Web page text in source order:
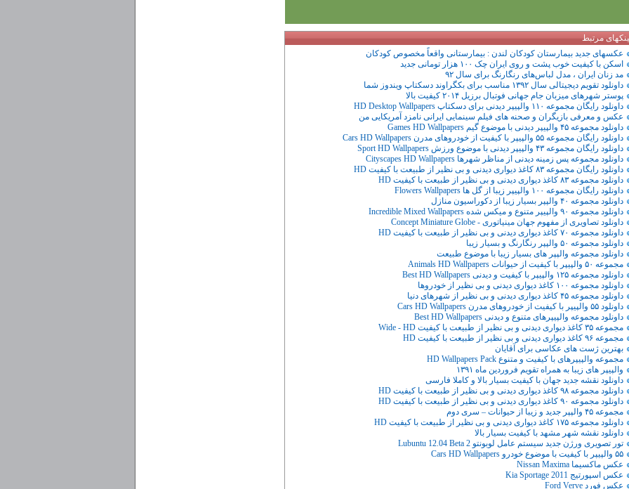
مرتبط
عکسهای جدید بیمارستان کودکان لندن : بیمارستانی واقعاً مخصوص کودکان
اسکن با کیفیت خوب پشت و روی ایران چک ۱۰۰ هزار تومانی جدید
مد زنان ایران ، مدل لباس‌های رنگارنگ برای سال ۹۲
داونلود تقویم دیجیتالی سال ۱۳۹۲ مناسب برای بکگراوند دسکتاپ ویندوز شما
پوستر شهرهای میزبان جام جهانی فوتبال برزیل ۲۰۱۴ کیفیت بالا
داونلود رایگان مجموعه ۱۱۰ والپیپر دیدنی برای دسکتاپ HD Desktop Wallpapers
عکس و معرفی بازیگران و صحنه های فیلم سینمایی ایرانی نامزد آمریکایی من
داونلود مجموعه ۴۵ والپیپر دیدنی با موضوع گیم Games HD Wallpapers
داونلود رایگان مجموعه ۵۵ والپیپر با کیفیت از خودروهای مدرن Cars HD Wallpapers
داونلود رایگان مجموعه ۴۳ والپیپر دیدنی با موضوع ورزش Sport HD Wallpapers
داونلود مجموعه پس زمینه دیدنی از مناظر شهرها Cityscapes HD Wallpapers
داونلود رایگان مجموعه ۸۳ کاغذ دیواری دیدنی و بی نظیر از طبیعت با کیفیت HD
داونلود مجموعه ۸۳ کاغذ دیواری دیدنی و بی نظیر از طبیعت با کیفیت HD
داونلود رایگان مجموعه ۱۰۰ والپیپر زیبا از گل ها Flowers Wallpapers
داونلود مجموعه ۴٠ والپپر بسیار زیبا از دکوراسیون منازل
داونلود مجموعه ۹۰ والپیپر متنوع و میکس شده Incredible Mixed Wallpapers
داونلود تصاویری از مفهوم جهان مینیاتوری - Concept Miniature Globe
داونلود مجموعه ۷۰ کاغذ دیواری دیدنی و بی نظیر از طبیعت با کیفیت HD
داونلود مجموعه ۵٠ والپپر رنگارنگ و بسیار زیبا
داونلود مجموعه والپپر های بسیار زیبا با موضوع طبیعت
مجموعه ۵۰ والپیپر با کیفیت از حیوانات Animals HD Wallpapers
داونلود مجموعه ۱۲۵ والپیپر با کیفیت و دیدنی Best HD Wallpapers
داونلود مجموعه ۱۰۰ کاغذ دیواری دیدنی و بی نظیر از خودروها
داونلود مجموعه ۴۵ کاغذ دیواری دیدنی و بی نظیر از شهرهای دنیا
داونلود ۵۵ والپیپر با کیفیت از خودروهای مدرن Cars HD Wallpapers
داونلود مجموعه والپیپرهای متنوع و دیدنی Best HD Wallpapers
مجموعه ۳۵ کاغذ دیواری دیدنی و بی نظیر از طبیعت با کیفیت Wide - HD
مجموعه ۹۶ کاغذ دیواری دیدنی و بی نظیر از طبیعت با کیفیت HD
بهترین ژست های عکاسی برای آقایان
مجموعه والپیپرهای با کیفیت و متنوع HD Wallpapers Pack
والپیپر های زیبا به همراه تقویم فروردین ماه ۱۳۹۱
داونلود نقشه جدید جهان با کیفیت بسیار بالا و کاملا فارسی
داونلود مجموعه ۹۸ کاغذ دیواری دیدنی و بی نظیر از طبیعت با کیفیت HD
داونلود مجموعه ۹۰ کاغذ دیواری دیدنی و بی نظیر از طبیعت با کیفیت HD
مجموعه ۴۵ والپپر جدید و زیبا از حیوانات – سری دوم
داونلود مجموعه ۱۷۵ کاغذ دیواری دیدنی و بی نظیر از طبیعت با کیفیت HD
داونلود نقشه شهر مشهد با کیفیت بسیار بالا
تور تصویری ورژن جدید سیستم عامل لوبونتو Lubuntu 12.04 Beta 2
۵۵ والپیپر با کیفیت با موضوع خودرو Cars HD Wallpapers
عکس ماکسیما Nissan Maxima
عکس اسپورتيج Kia Sportage 2011
عکس فورد Ford Verve